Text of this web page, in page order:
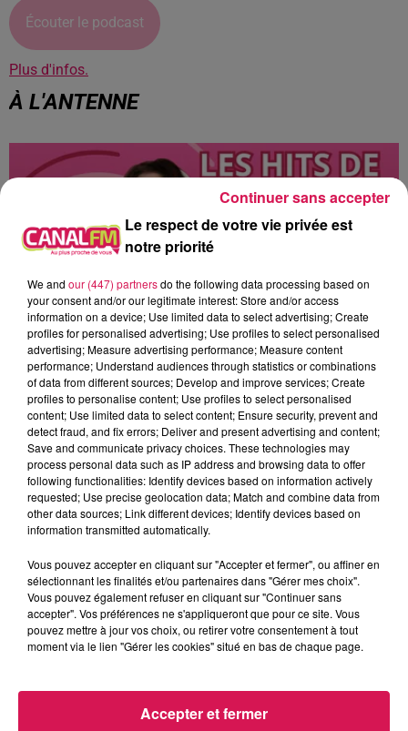
Écouter le podcast
Plus d'infos.
À L'ANTENNE
12h00 - 22h00
Les hits de Canal FM
18h43
18h43
DAVID GUETTA
Memories (feat. Kid
Cudy)
18h40
18h40
CORNEILLE
Ensemble
18h37
18h37
LOST FREQUENCIES
Le respect de votre vie privée est
notre priorité
We and our (447) partnersdo the following data processing based on
your consent and/or our legitimate interest: Store and/or access
information on a device; Use limited data to select advertising; Create
profiles for personalised advertising; Use profiles to select personalised
advertising; Measure advertising performance; Measure content
performance; Understand audiences through statistics or combinations
of data from different sources; Develop and improve services; Create
profiles to personalise content; Use profiles to select personalised
content; Use limited data to select content; Ensure security, prevent and
detect fraud, and fix errors; Deliver and present advertising and content;
Save and communicate privacy choices. These technologies may
process personal data such as IP address and browsing data to offer
following functionalities: Identify devices based on information actively
requested; Use precise geolocation data; Match and combine data from
other data sources; Link different devices; Identify devices based on
information transmitted automatically.
Vous pouvez accepter en cliquant sur "Accepter et fermer", ou affiner en
sélectionnant les finalités et/ou partenaires dans "Gérer mes choix".
Vous pouvez également refuser en cliquant sur "Continuer sans
accepter". Vos préférences ne s'appliqueront que pour ce site. Vous
pouvez mettre à jour vos choix, ou retirer votre consentement à tout
moment via le lien "Gérer les cookies" situé en bas de chaque page.
Accepter et fermer
Continuer sans accepter